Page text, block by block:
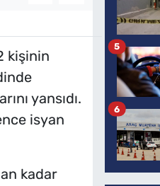
kişinin
yansıdı.
isyan
kadar
5
6